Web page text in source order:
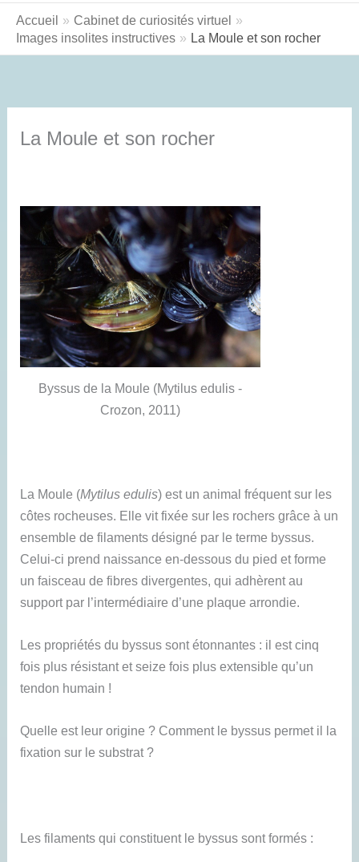
Accueil
Cabinet de curiosités virtuel
Images insolites instructives
La Moule et son rocher
La Moule et son rocher
Byssus de la Moule (Mytilus edulis -
Crozon, 2011)
La Moule (Mytilus edulis) est un animal fréquent sur les
côtes rocheuses. Elle vit fixée sur les rochers grâce à un
ensemble de filaments désigné par le terme byssus.
Celui-ci prend naissance en-dessous du pied et forme
un faisceau de fibres divergentes, qui adhèrent au
support par l’intermédiaire d’une plaque arrondie.
Les propriétés du byssus sont étonnantes : il est cinq
fois plus résistant et seize fois plus extensible qu’un
tendon humain !
Quelle est leur origine ? Comment le byssus permet il la
fixation sur le substrat ?
Les filaments qui constituent le byssus sont formés :